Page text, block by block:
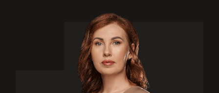
Бизнес-ассистент